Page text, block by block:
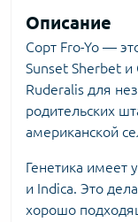
Описание
Сорт Fro-Yo —
Sunset Sherbet
Ruderalis для
родительских
американской
Генетика имеет
и Indica. Это
хорошо